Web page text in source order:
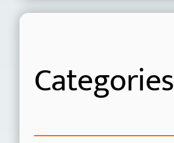
r
Categories